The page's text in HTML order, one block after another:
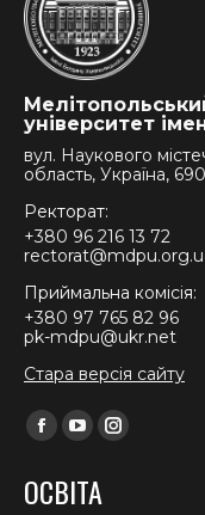
університет
вул. Наукового
область, Україна,
Ректорат:
+380 96 216 13 72
Приймальна комісія:
+380 97 765 82 96
pk-mdpu@ukr.net
Стара версія сайту
Find us on:
Facebook
opens
YouTube
opens
Instagram
ОСВІТА